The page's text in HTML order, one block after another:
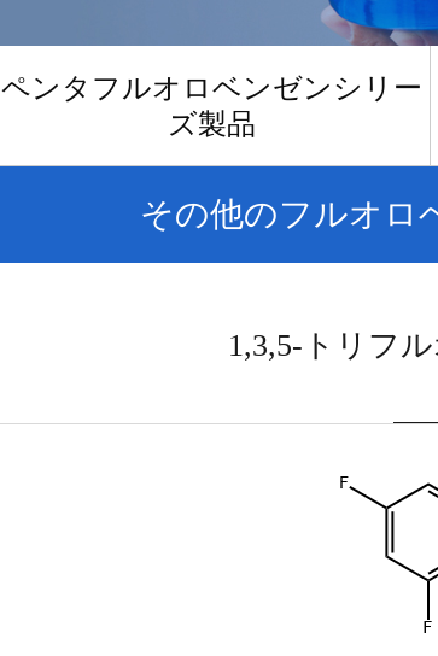
ペンタフルオロベンゼンシリー
ズ製品
その他のフルオロ
1,3,5-トリフ